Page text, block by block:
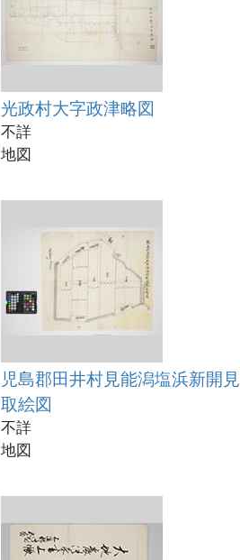
光政村大字政津略図
不詳
地図
児島郡田井村見能潟塩浜新開見
取絵図
不詳
地図